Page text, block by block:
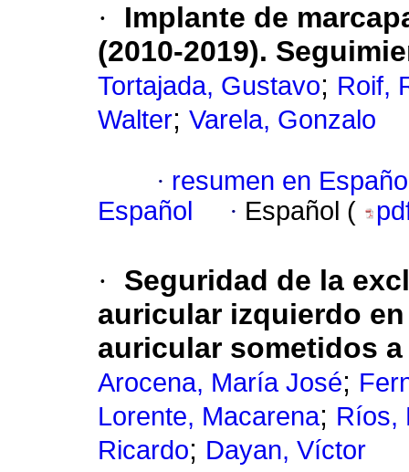
·
Implante de
(2010-2019).
Tortajada, Gustavo; Roif,
Walter; Varela, Gonzalo
· resumen en
Español
· Español (
·
Seguridad de la
auricular izquierdo
auricular sometidos
Arocena, María José;
Lorente, Macarena; Ríos,
Ricardo; Dayan, Víctor